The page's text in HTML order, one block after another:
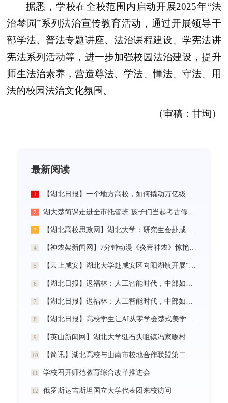
据悉，学校在全校范围内启动开展2025年“法
治琴园”系列法治宣传教育活动，通过开展领导干
部学法、普法专题讲座、法治课程建设、学宪法讲
宪法系列活动等，进一步加强校园法治建设，提升
师生法治素养，营造尊法、学法、懂法、守法、用
法的校园法治文化氛围。
（审稿：甘珣）
最新阅读
1 【湖北日报】一个地方高校，如何撬动万亿级未来产业
2 湖大楚简课走进全市托管班 孩子们当起考古修复师
3 【湖北高校思政网】湖北大学：研究生会赴咸宁市开展“党建引领三无小区治理”社会实践活动
4 【神农架新闻网】7分钟动漫《炎帝神农》惊艳首发
5 【云上咸安】湖北大学赴咸安区向阳湖镇开展“党建引领农村社区治理”调研服务活动
6 【湖北日报】迟福林：人工智能时代，中部如何走在前？
7 【湖北日报】迟福林：人工智能时代，中部如何走在前？
8 【湖北日报】高校学生让AI从零学会楚式美学 7分钟动漫《炎帝神农》惊艳首发
9 【英山新闻网】湖北大学驻石头咀镇冯家畈村工作队：全力守护人民群众生命财产安全
10 【简讯】湖北高校与山南市校地合作联盟第二次全体会议在我校召开
11 学校召开师范教育综合改革推进会
12 俄罗斯达吉斯坦国立大学代表团来校访问